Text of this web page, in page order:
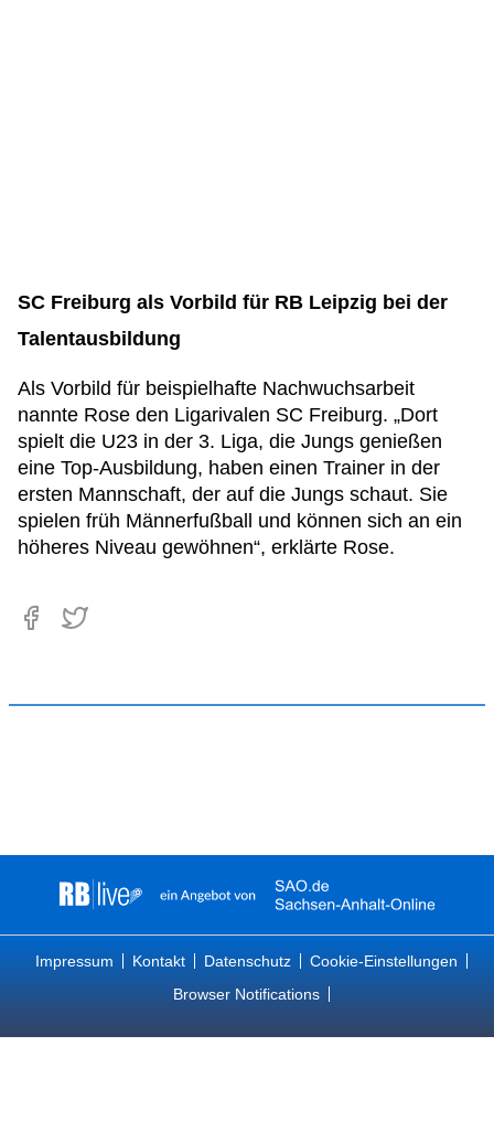
SC Freiburg als Vorbild für RB Leipzig bei der
Talentausbildung
Als Vorbild für beispielhafte Nachwuchsarbeit
nannte Rose den Ligarivalen SC Freiburg. „Dort
spielt die U23 in der 3. Liga, die Jungs genießen
eine Top-Ausbildung, haben einen Trainer in der
ersten Mannschaft, der auf die Jungs schaut. Sie
spielen früh Männerfußball und können sich an ein
höheres Niveau gewöhnen“, erklärte Rose.
Impressum Kontakt Datenschutz
Cookie-Einstellungen
Browser Notifications